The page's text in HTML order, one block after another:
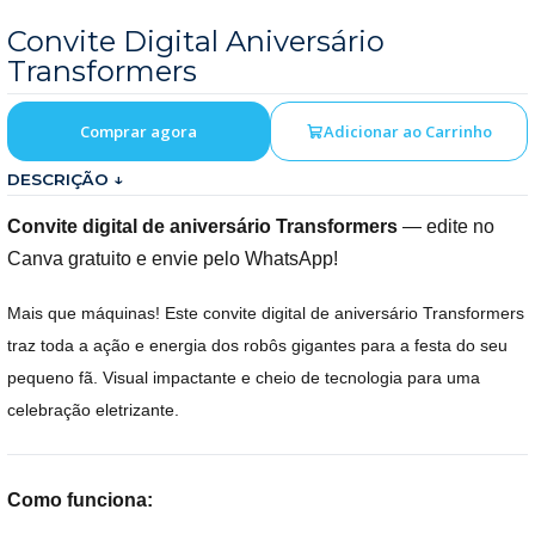
Convite Digital Aniversário
Transformers
Adicionar ao Carrinho
Comprar agora
DESCRIÇÃO ↓
Convite digital de aniversário Transformers — edite no
Canva gratuito e envie pelo WhatsApp!
Mais que máquinas! Este convite digital de aniversário Transformers
traz toda a ação e energia dos robôs gigantes para a festa do seu
pequeno fã. Visual impactante e cheio de tecnologia para uma
celebração eletrizante.
Como funciona: